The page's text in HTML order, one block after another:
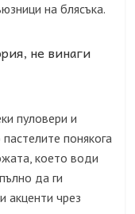
на блясъка.
не винаги
пуловери и
понякога
което води
да ги
акценти чрез